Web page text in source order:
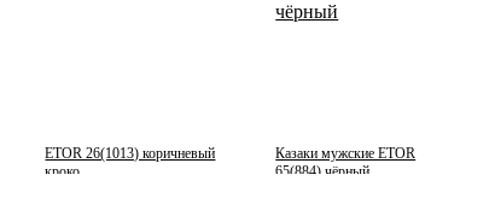
ETOR 26(1013) коричневый
кроко
Казаки мужские ETOR
65(884) чёрный